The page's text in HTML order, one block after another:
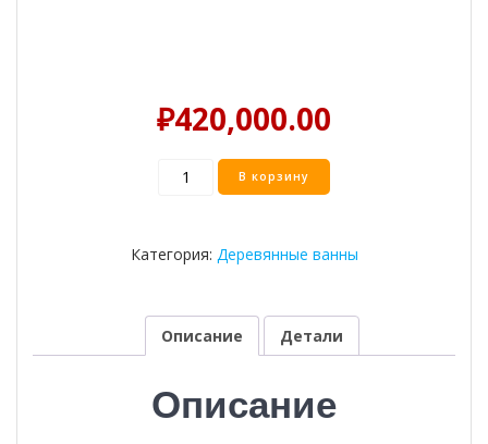
₽420,000.00
Количество
товара
-53
В корзину
Категория: Деревянные ванны
Описание Детали
Описание